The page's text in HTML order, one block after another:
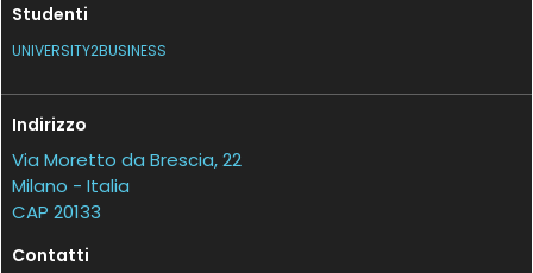
Studenti
UNIVERSITY2BUSINESS
Indirizzo
Via Moretto da Brescia, 22
Milano - Italia
CAP 20133
Contatti